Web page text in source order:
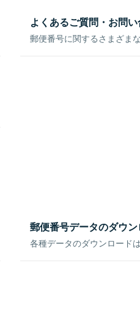
よくあるご質問・お問
郵便番号に関するさまざま
郵便番号データのダウ
各種データのダウンロード